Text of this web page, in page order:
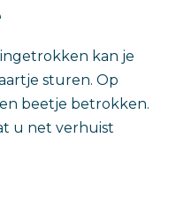
kan je
sturen. Op
beetje betrokken.
u net verhuist